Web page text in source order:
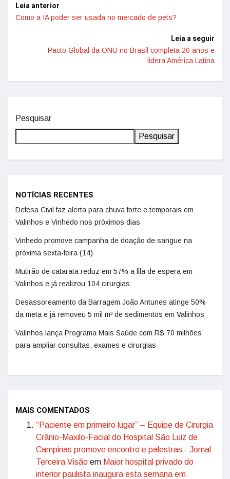
Leia anterior
Como a IA poder ser usada no mercado de pets?
Leia a seguir
Pacto Global da ONU no Brasil completa 20 anos e
lidera América Latina
Pesquisar
Pesquisar
NOTÍCIAS RECENTES
Defesa Civil faz alerta para chuva forte e temporais em
Valinhos e Vinhedo nos próximos dias
Vinhedo promove campanha de doação de sangue na
próxima sexta-feira (14)
Mutirão de catarata reduz em 57% a fila de espera em
Valinhos e já realizou 104 cirurgias
Desassoreamento da Barragem João Antunes atinge 50%
da meta e já removeu 5 mil m³ de sedimentos em Valinhos
Valinhos lança Programa Mais Saúde com R$ 70 milhões
para ampliar consultas, exames e cirurgias
MAIS COMENTADOS
“Paciente em primeiro lugar” – Equipe de Cirurgia
Crânio-Maxilo-Facial do Hospital São Luiz de
Campinas promove encontro e palestras - Jornal
Terceira Visão em Maior hospital privado do
interior paulista inaugura esta semana em